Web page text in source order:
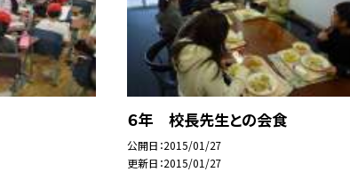
６年 校長先生との会食
公開日 2015/01/27
更新日 2015/01/27